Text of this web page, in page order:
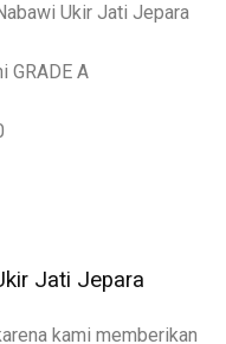
Ukir Jati Jepara
GRADE A
Jati Jepara
kami memberikan